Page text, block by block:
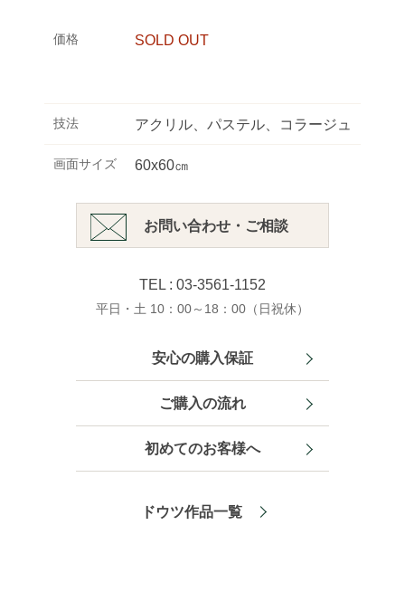
価格 SOLD OUT
技法 アクリル、パステル、コラージュ
画面サイズ 60x60㎝
お問い合わせ・ご相談
TEL : 03-3561-1152
平日・土 10：00～18：00（日祝休）
安心の購入保証
ご購入の流れ
初めてのお客様へ
ドウツ作品一覧